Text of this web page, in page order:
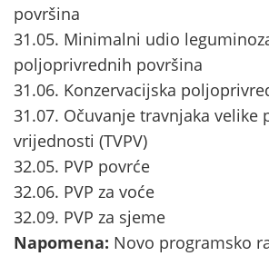
površina
31.05. Minimalni udio
poljoprivrednih površina
31.06. Konzervacijska
31.07. Očuvanje travnjaka velike
vrijednosti (TVPV)
32.05. PVP povrće
32.06. PVP za voće
32.09. PVP za sjeme
Napomena: Novo programsko